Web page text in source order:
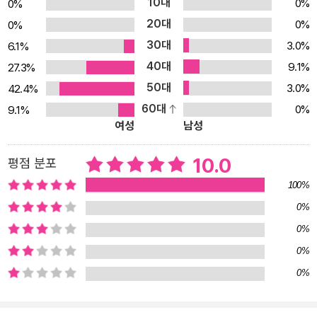
에 방문하게 된 ‘초록이’. 푸른 하늘과 맑은 바다 등 남한과 다를 게 없
어 보이는 익숙한 풍경 앞에 서서 자신을 아프게 찌른 미술 선생님의
말들을 복기하던 초록이에게 입만 열었다 하면 생경한 느낌을 가져다
주는 것이 ‘광명이’다. “여기디. 바다! 기러니까 남조선에서 동무는 화
가가 되고 싶다고 했디?” 시커멓게 타들어 간 초록이의 마음을 비집
고 들어오는 광명이의 손에 이끌려 초록이는 고기들이 빨랫줄에 대롱
대롱 매달려 있는 장마당에도 가고 ‘오징어’를 ‘낙지’라고 부르는 북한
의 낙지 순대를 먹으며 ‘낙지 순대킹’ 사업 같은 엉뚱한 생각을 하기도
한다. 남한에서는 상상할 수도 없었던 시간을 보내던 초록이 눈앞에
마침내 펼쳐진 것은 광명이가 언젠가는 앞을 보게 될 어머니를 생각
하며 그려간 환상적인 동굴 벽화다. 숯으로 검은 선을 그리고, 황토에
불을 붙혀 빨간 물감을 만들어 색을 입히는 등 광명이의 방식은 영국
에서 구한 최고급 물감을 아끼던 초록이에게 낯선 놀라움으로 다가온
다. 구름은 오른쪽으로 움직인다고 생각하는 초록이에게 구름은 바람
0%
0%
0%
20대
0%
6.1%
30대
3.0%
27.3%
40대
9.1%
42.4%
50대
3.0%
9.1%
60대
0%
여성
남성
평점 분포 10.0
100%
0%
0%
0%
0%